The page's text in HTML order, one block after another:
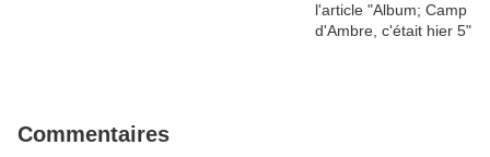
Commentaires